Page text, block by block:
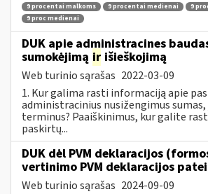
9 procentai malkoms
9 procentai medienai
9
9 proc medienai
DUK apie administracines
sumokėjimą ir išieškojimą
Web turinio sąrašas 2022-03-09
1. Kur galima rasti informaciją apie
administracinius nusižengimus sumas,
terminus? Paaiškinimus, kur galite
paskirtų...
DUK dėl PVM deklaracijos
vertinimo PVM deklaracijos
Web turinio sąrašas 2024-09-09